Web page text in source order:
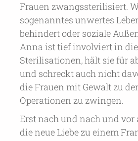
Frauen zwangssterilisiert.
sogenanntes unwertes
behindert oder soziale
Anna ist tief involviert in
Sterilisationen, hält sie für
und schreckt auch nicht
die Frauen mit Gewalt zu
Operationen zu zwingen.
Erst nach und nach und vor
die neue Liebe zu einem